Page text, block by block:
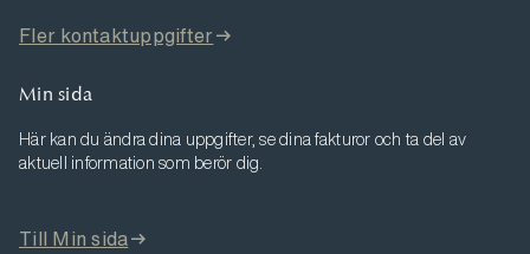
Fler kontaktuppgifter
Min sida
Här kan du ändra dina uppgifter, se dina fakturor och ta del av
aktuell information som berör dig.
Till Min sida